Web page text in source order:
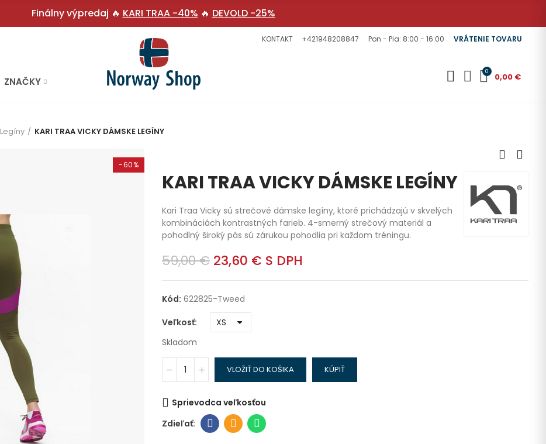
Finálny výpredaj 🔥 KARI TRAA -40% 🔥 DEVOLD -25%
KONTAKT +421948208847 Pon - Pia: 8:00 - 16:00 VRÁTENIE TOVARU
ZNAČKY
0 0,00 €
Legíny KARI TRAA VICKY DÁMSKE LEGÍNY
-60%
KARI TRAA VICKY DÁMSKE LEGÍNY
Kari Traa Vicky sú strečové dámske legíny, ktoré prichádzajú v skvelých
kombináciách kontrastných farieb. 4-smerný strečový materiál a
pohodlný široký pás sú zárukou pohodlia pri každom tréningu.
59,00 € 23,60 € S DPH
Kód: 622825-Tweed
Veľkosť
Skladom
VLOŽIŤ DO KOŠIKA KÚPIŤ
Sprievodca veľkosťou